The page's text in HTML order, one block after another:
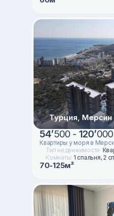
Турция, Мерсин
54’500 - 120’
Квартиры у моря в
Тип недвижимости:
Комнаты: 1 спальня, 2
70-125м²